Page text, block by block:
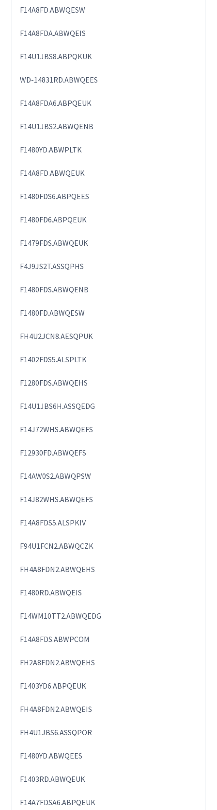
F14A8FD.ABWQESW
F14A8FDA.ABWQEIS
F14U1JBS8.ABPQKUK
WD-14831RD.ABWQEES
F14A8FDA6.ABPQEUK
F14U1JBS2.ABWQENB
F1480YD.ABWPLTK
F14A8FD.ABWQEUK
F1480FDS6.ABPQEES
F1480FD6.ABPQEUK
F1479FDS.ABWQEUK
F4J9JS2T.ASSQPHS
F1480FDS.ABWQENB
F1480FD.ABWQESW
FH4U2JCN8.AESQPUK
F1402FDS5.ALSPLTK
F1280FDS.ABWQEHS
F14U1JBS6H.ASSQEDG
F14J72WHS.ABWQEFS
F12930FD.ABWQEFS
F14AW0S2.ABWQPSW
F14J82WHS.ABWQEFS
F14A8FDS5.ALSPKIV
F94U1FCN2.ABWQCZK
FH4A8FDN2.ABWQEHS
F1480RD.ABWQEIS
F14WM10TT2.ABWQEDG
F14A8FDS.ABWPCOM
FH2A8FDN2.ABWQEHS
F1403YD6.ABPQEUK
FH4A8FDN2.ABWQEIS
FH4U1JBS6.ASSQPOR
F1480YD.ABWQEES
F1403RD.ABWQEUK
F14A7FDSA6.ABPQEUK